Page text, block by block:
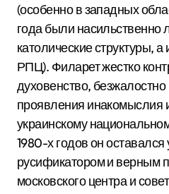
(особенно в западных
года были насильственно
католические структуры,
РПЦ). Филарет жестко
духовенство,
проявления инакомыслия
украинскому
1980-х годов он
русификатором и верным
московского центра и